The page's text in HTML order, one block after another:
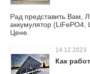
Рад представить Вам,
аккумулятор (LiFePO4,
Цене.
14.12.2023
Как